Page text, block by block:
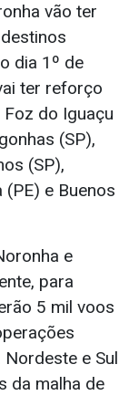
vão ter
dia 1º de
ter reforço
do Iguaçu
(SP),
(SP),
e Buenos
e
para
5 mil voos
e Sul
da malha de